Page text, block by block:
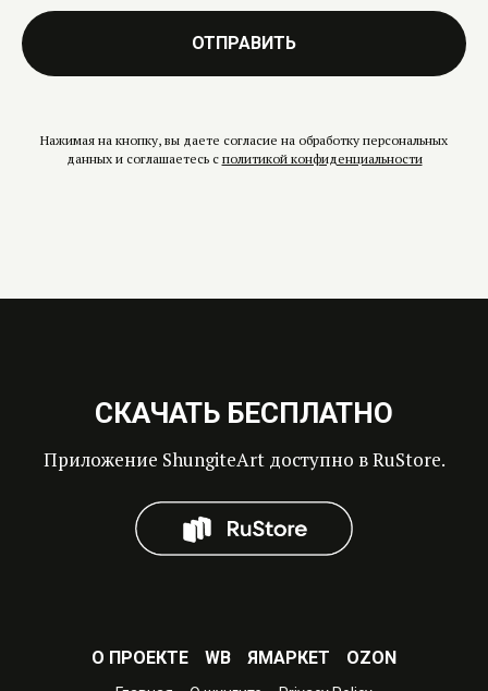
ОТПРАВИТЬ
Нажимая на кнопку, вы даете согласие на обработку персональных
данных и соглашаетесь c политикой конфиденциальности
СКАЧАТЬ БЕСПЛАТНО
Приложение ShungiteArt доступно в RuStore.
О ПРОЕКТЕ WB ЯМАРКЕТ OZON